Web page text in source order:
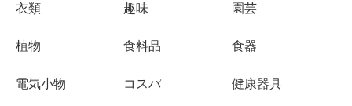
衣類 趣味 園芸
植物 食料品 食器
電気小物 コスパ 健康器具